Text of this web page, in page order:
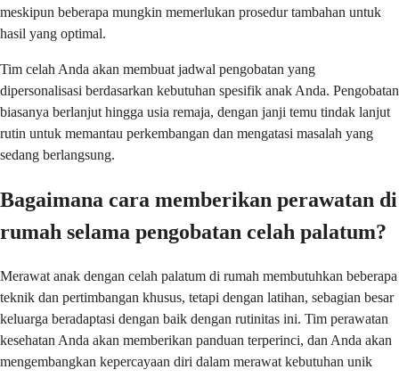
meskipun beberapa mungkin memerlukan prosedur tambahan untuk
hasil yang optimal.
Tim celah Anda akan membuat jadwal pengobatan yang
dipersonalisasi berdasarkan kebutuhan spesifik anak Anda. Pengobatan
biasanya berlanjut hingga usia remaja, dengan janji temu tindak lanjut
rutin untuk memantau perkembangan dan mengatasi masalah yang
sedang berlangsung.
Bagaimana cara memberikan perawatan di
rumah selama pengobatan celah palatum?
Merawat anak dengan celah palatum di rumah membutuhkan beberapa
teknik dan pertimbangan khusus, tetapi dengan latihan, sebagian besar
keluarga beradaptasi dengan baik dengan rutinitas ini. Tim perawatan
kesehatan Anda akan memberikan panduan terperinci, dan Anda akan
mengembangkan kepercayaan diri dalam merawat kebutuhan unik